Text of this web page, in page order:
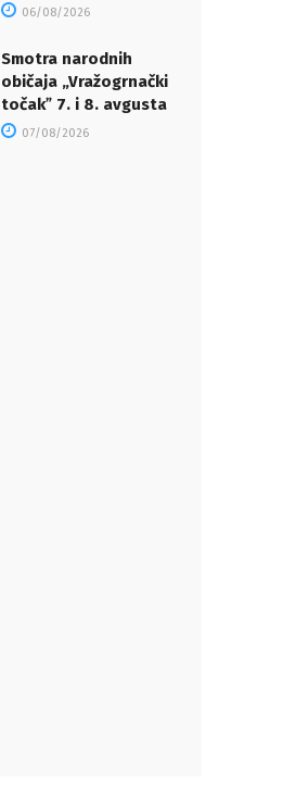
06/08/2026
Smotra narodnih
običaja „Vražogrnački
točakˮ 7. i 8. avgusta
07/08/2026